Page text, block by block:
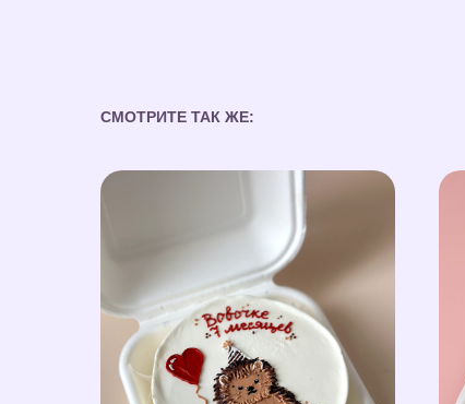
СМОТРИТЕ ТАК ЖЕ: